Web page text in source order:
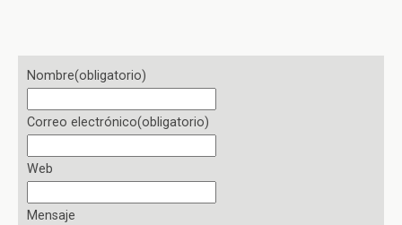
Nombre(obligatorio)
Correo electrónico(obligatorio)
Web
Mensaje